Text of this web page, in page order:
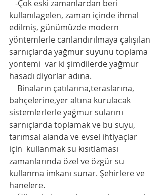
kullanılagelen, zaman içinde ihmal
edilmiş, günümüzde modern
yöntemlerle canlandırılmaya çalışılan
sarnıçlarda yağmur suyunu toplama
yöntemi  var ki şimdilerde yağmur
hasadı diyorlar adına.
bahçelerine,yer altına kurulacak
sistemlerlerle yağmur sularını
sarnıçlarda toplamak ve bu suyu,
tarımsal alanda ve evsel ihtiyaçlar
için  kullanmak su kısıtlaması
zamanlarında özel ve özgür su
kullanma imkanı sunar. Şehirlere ve
hanelere.